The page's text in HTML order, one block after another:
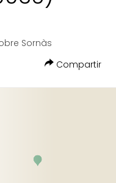
Sornàs
Compartir
GOOGLE